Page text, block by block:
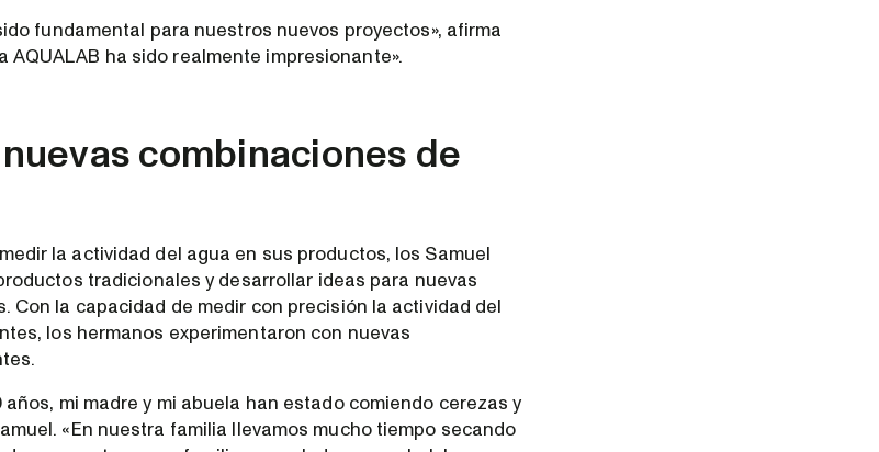
fundamental para nuestros nuevos proyectos», afirma
AQUALAB ha sido realmente impresionante».
combinaciones de
la actividad del agua en sus productos, los Samuel
tradicionales y desarrollar ideas para nuevas
Con la capacidad de medir con precisión la actividad del
los hermanos experimentaron con nuevas
mi madre y mi abuela han estado comiendo cerezas y
«En nuestra familia llevamos mucho tiempo secando